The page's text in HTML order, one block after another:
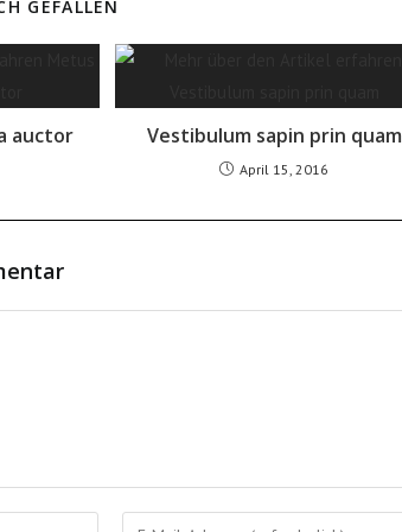
GEFALLEN
auctor Vestibulum sapin prin quam
April 15, 2016
Gib